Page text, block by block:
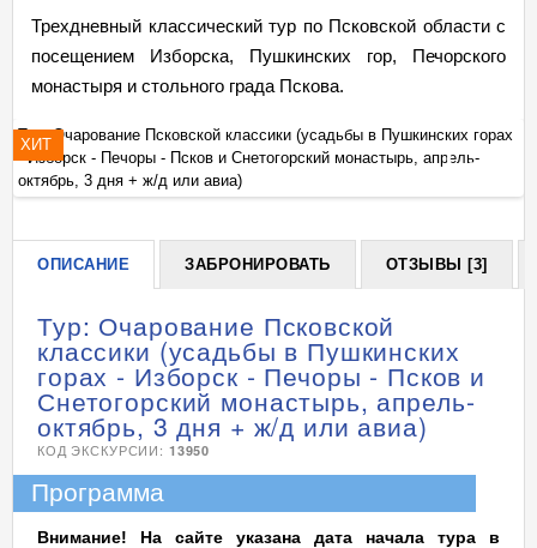
Трехдневный классический тур по Псковской области с
посещением Изборска, Пушкинских гор, Печорского
монастыря и стольного града Пскова.
ХИТ
+
Тур: Очарование Псковской классики (усадьбы в Пушкинских горах
- Изборск - Печоры - Псков и Снетогорский монастырь, апрель-
октябрь, 3 дня + ж/д или авиа)
ОПИСАНИЕ ЗАБРОНИРОВАТЬ ОТЗЫВЫ [3]
Тур: Очарование Псковской
классики (усадьбы в Пушкинских
горах - Изборск - Печоры - Псков и
Снетогорский монастырь, апрель-
октябрь, 3 дня + ж/д или авиа)
КОД ЭКСКУРСИИ: 13950
Программа
Внимание! На сайте указана дата начала тура в